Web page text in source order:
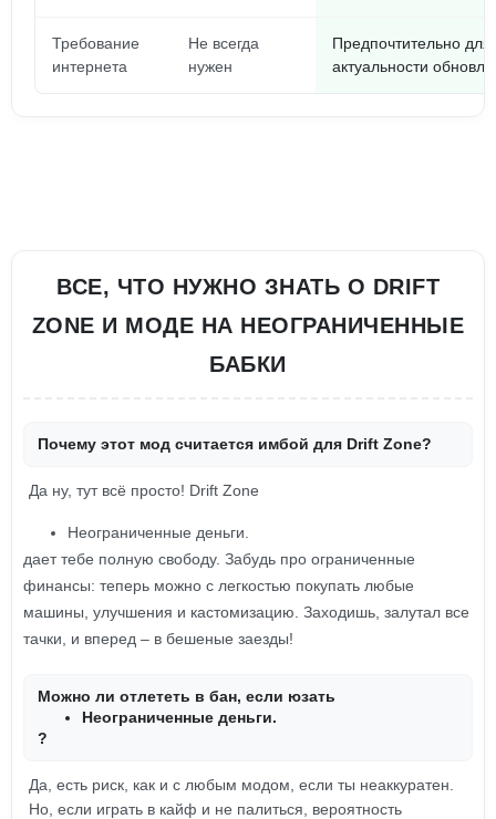
Требование
интернета
Не всегда
нужен
Предпочтительно для
актуальности
ВСЕ, ЧТО НУЖНО ЗНАТЬ О DRIFT
ZONE И МОДЕ НА НЕОГРАНИЧЕННЫЕ
БАБКИ
Почему этот мод считается имбой для Drift Zone?
Да ну, тут всё просто! Drift Zone
Неограниченные деньги.
дает тебе полную свободу. Забудь про ограниченные
финансы: теперь можно с легкостью покупать любые
машины, улучшения и кастомизацию. Заходишь, залутал все
тачки, и вперед – в бешеные заезды!
Можно ли отлететь в бан, если юзать
Неограниченные деньги.
?
Да, есть риск, как и с любым модом, если ты неаккуратен.
Но, если играть в кайф и не палиться, вероятность